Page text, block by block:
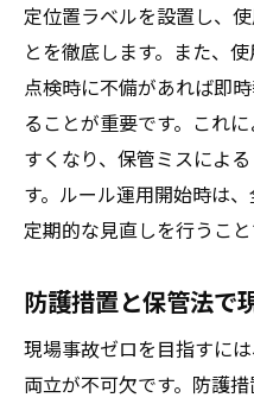
定位置ラベルを設置し、
とを徹底します。また、
点検時に不備があれば即
ることが重要です。これ
すくなり、保管ミスによ
す。ルール運用開始時は
定期的な見直しを行うこ
防護措置と保管法で
現場事故ゼロを目指すに
両立が不可欠です。防護